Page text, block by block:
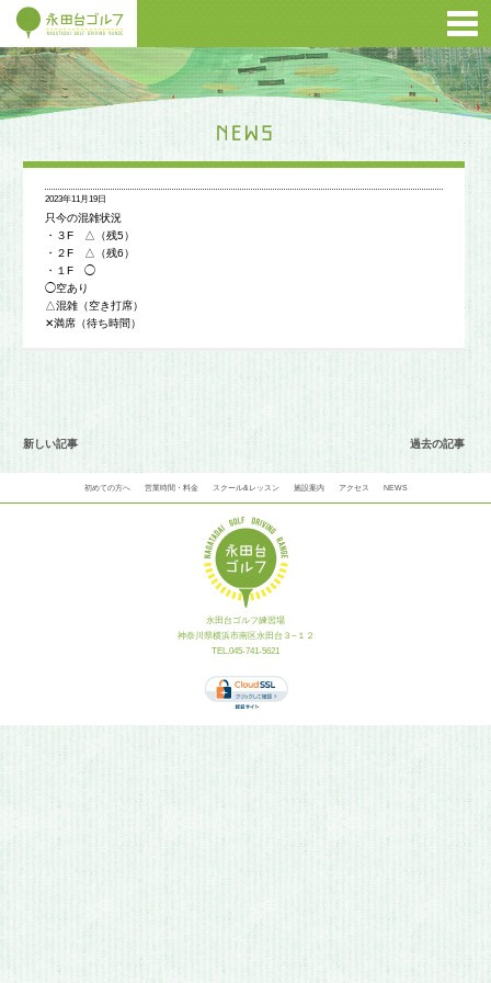
2023年11月19日
只今の混雑状況
・３F △（残5）
・２F △（残6）
・１F ◯
◯空あり
△混雑（空き打席）
✕満席（待ち時間）
新しい記事 過去の記事
初めての方へ 営業時間・料金 スクール&レッスン 施設案内 アクセス NEWS
永田台ゴルフ練習場
神奈川県横浜市南区永田台３−１２
TEL.045-741-5621